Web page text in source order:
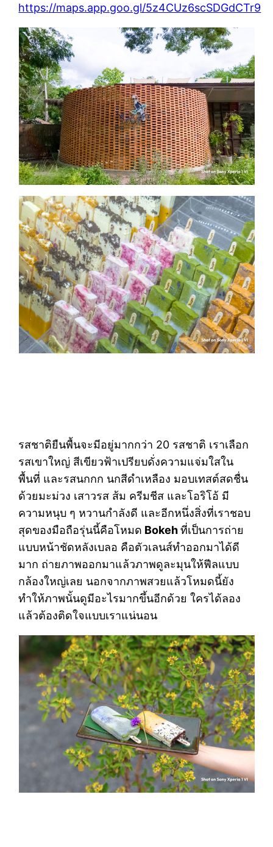
https://maps.app.goo.gl/5z4CUz6scSDGdCTr9
รสชาติยืนพื้นจะมีอยู่มากกว่า 20 รสชาติ เราเลือก
รสเขาใหญ่ สีเขียวฟ้าเปรียบดั่งความแจ่มใสใน
พื้นที่ และรสนกกก นกสีดำเหลือง มอบเทสต์สดชื่น
ด้วยมะม่วง เสาวรส ส้ม ครีมชีส และโอริโอ้ มี
ความหนุบ ๆ หวานกำลังดี และอีกหนึ่งสิ่งที่เราชอบ
สุดของมือถือรุ่นนี้คือโหมด Bokehที่เป็นการถ่าย
แบบหน้าชัดหลังเบลอ คือตัวเลนส์ทำออกมาได้ดี
มาก ถ่ายภาพออกมาแล้วภาพดูละมุนให้ฟีลแบบ
กล้องใหญ่เลย นอกจากภาพสวยแล้วโหมดนี้ยัง
ทำให้ภาพนั้นดูมีอะไรมากขึ้นอีกด้วย ใครได้ลอง
แล้วต้องติดใจแบบเราแน่นอน